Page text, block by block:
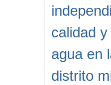
calidad
agua en
distrito